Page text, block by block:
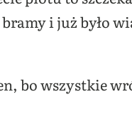
i już było
bo wszystkie